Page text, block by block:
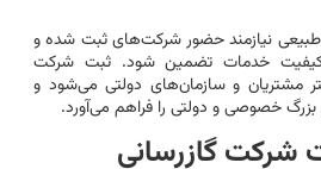
طبیعی نیازمند حضور شرکت‌های ثبت شده و
خدمات تضمین شود. ثبت شرکت
مشتریان و سازمان‌های دولتی می‌شود و
خصوصی و دولتی را فراهم می‌آورد.
شرکت گازرسانی